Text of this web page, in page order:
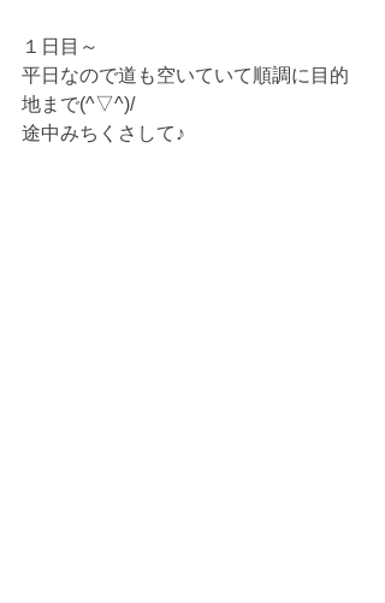
１日目～
平日なので道も空いていて順調に目的
地まで(^▽^)/
途中みちくさして♪